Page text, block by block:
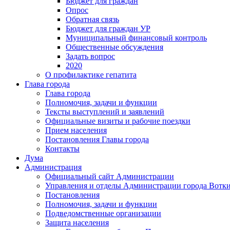
Опрос
Обратная связь
Бюджет для граждан УР
Муниципальный финансовый контроль
Общественные обсуждения
Задать вопрос
2020
О профилактике гепатита
Глава города
Глава города
Полномочия, задачи и функции
Тексты выступлений и заявлений
Официальные визиты и рабочие поездки
Прием населения
Постановления Главы города
Контакты
Дума
Администрация
Официальный сайт Администрации
Управления и отделы Администрации города
Постановления
Полномочия, задачи и функции
Подведомственные организации
Защита населения